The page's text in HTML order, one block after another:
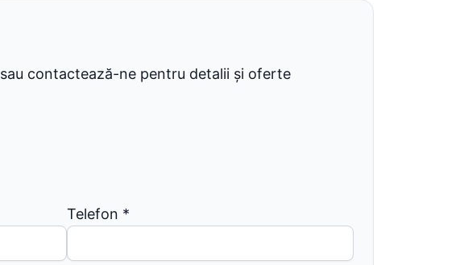
sau contactează-ne pentru detalii și oferte
Telefon *